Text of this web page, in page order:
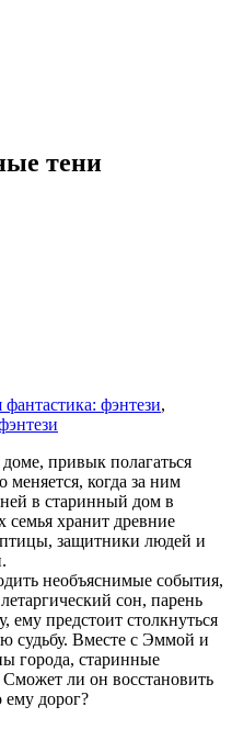
тени
фантастика: фэнтези,
привык полагаться
меняется, когда за ним
в старинный дом в
семья хранит древние
защитники людей и
необъяснимые события,
сон, парень
ему предстоит столкнуться
судьбу. Вместе с Эммой и
города, старинные
ли он восстановить
ему дорог?